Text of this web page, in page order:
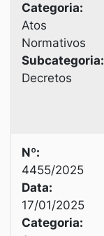
Categoria:
Atos
Normativos
Subcategoria:
Decretos
Nº:
4455/2025
Data:
17/01/2025
Categoria: